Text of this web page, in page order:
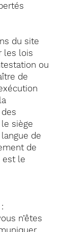
du site
les lois
ou
de
siège
de
de
est le
n’êtes